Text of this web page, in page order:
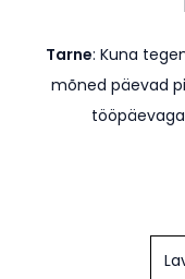
Tarne: Kuna
mõned päevad